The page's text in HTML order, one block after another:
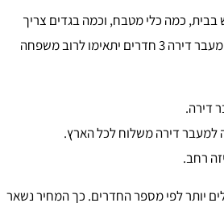
כמה כלי מטבח, וכמה בגדים צריך
לארוז. ברוב המקרים, חבילות מעבר דירה 2 חדרים מתאימות לזוג או לדירה קטנה, חבילות מעבר דירה 3 חדרים יתאימו לרוב משפחה
דירה.
למעבר דירה משלוח לכל הארץ.
רחב.
יותר לפי מספר החדרים. כך המחיר נשאר